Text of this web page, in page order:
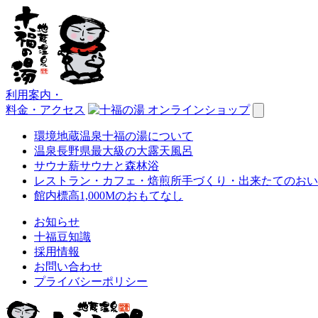
利用案内 ・
料金・アクセス
環境地蔵温泉十福の湯について
温泉長野県最大級の大露天風呂
サウナ薪サウナと森林浴
レストラン・カフェ・焙煎所手づくり・出来たてのお
館内標高1,000Mのおもてなし
お知らせ
十福豆知識
採用情報
お問い合わせ
プライバシーポリシー